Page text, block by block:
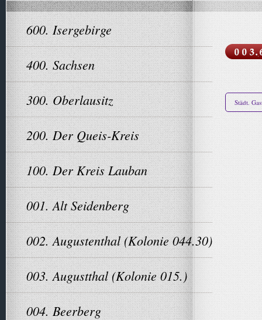
600. Isergebirge
400. Sachsen
300. Oberlausitz
200. Der Queis-Kreis
100. Der Kreis Lauban
001. Alt Seidenberg
002. Augustenthal (Kolonie 044.30)
003. Augustthal (Kolonie 015.)
004. Beerberg
Städt.